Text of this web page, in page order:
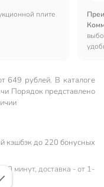
плите
649 рублей. В каталоге
Порядок представлено
кэшбэк до 220 бонусных
минут, доставка - от 1-